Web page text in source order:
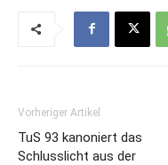
Vorheriger Artikel
TuS 93 kanoniert das
Schlusslicht aus der